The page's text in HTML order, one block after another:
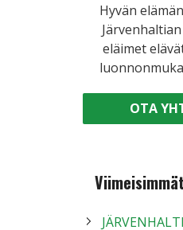
Hyvän
eläimet
OTA